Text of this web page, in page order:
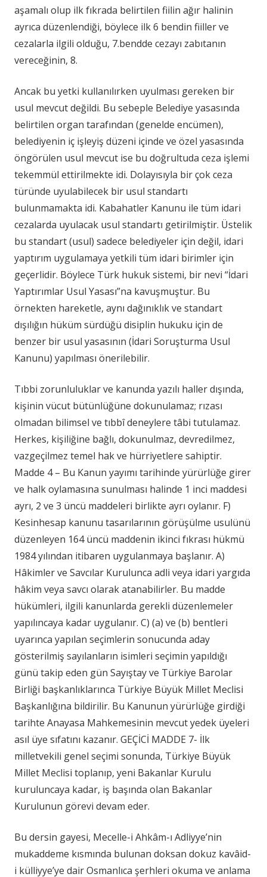
aşamalı olup ilk fıkrada belirtilen fiilin ağır halinin
ayrıca düzenlendiği, böylece ilk 6 bendin fiiller ve
cezalarla ilgili olduğu, 7.bendde cezayı zabıtanın
vereceğinin, 8.
Ancak bu yetki kullanılırken uyulması gereken bir
usul mevcut değildi. Bu sebeple Belediye yasasında
belirtilen organ tarafından (genelde encümen),
belediyenin iç işleyiş düzeni içinde ve özel yasasında
öngörülen usul mevcut ise bu doğrultuda ceza işlemi
tekemmül ettirilmekte idi. Dolayısıyla bir çok ceza
türünde uyulabilecek bir usul standartı
bulunmamakta idi. Kabahatler Kanunu ile tüm idari
cezalarda uyulacak usul standartı getirilmiştir. Üstelik
bu standart (usul) sadece belediyeler için değil, idari
yaptırım uygulamaya yetkili tüm idari birimler için
geçerlidir. Böylece Türk hukuk sistemi, bir nevi “İdari
Yaptırımlar Usul Yasası”na kavuşmuştur. Bu
örnekten hareketle, aynı dağınıklık ve standart
dışılığın hüküm sürdüğü disiplin hukuku için de
benzer bir usul yasasının (İdari Soruşturma Usul
Kanunu) yapılması önerilebilir.
Tıbbi zorunluluklar ve kanunda yazılı haller dışında,
kişinin vücut bütünlüğüne dokunulamaz; rızası
olmadan bilimsel ve tıbbî deneylere tâbi tutulamaz.
Herkes, kişiliğine bağlı, dokunulmaz, devredilmez,
vazgeçilmez temel hak ve hürriyetlere sahiptir.
Madde 4 – Bu Kanun yayımı tarihinde yürürlüğe girer
ve halk oylamasına sunulması halinde 1 inci maddesi
ayrı, 2 ve 3 üncü maddeleri birlikte ayrı oylanır. F)
Kesinhesap kanunu tasarılarının görüşülme usulünü
düzenleyen 164 üncü maddenin ikinci fıkrası hükmü
1984 yılından itibaren uygulanmaya başlanır. A)
Hâkimler ve Savcılar Kurulunca adli veya idari yargıda
hâkim veya savcı olarak atanabilirler. Bu madde
hükümleri, ilgili kanunlarda gerekli düzenlemeler
yapılıncaya kadar uygulanır. C) (a) ve (b) bentleri
uyarınca yapılan seçimlerin sonucunda aday
gösterilmiş sayılanların isimleri seçimin yapıldığı
günü takip eden gün Sayıştay ve Türkiye Barolar
Birliği başkanlıklarınca Türkiye Büyük Millet Meclisi
Başkanlığına bildirilir. Bu Kanunun yürürlüğe girdiği
tarihte Anayasa Mahkemesinin mevcut yedek üyeleri
asıl üye sıfatını kazanır. GEÇİCİ MADDE 7- İlk
milletvekili genel seçimi sonunda, Türkiye Büyük
Millet Meclisi toplanıp, yeni Bakanlar Kurulu
kuruluncaya kadar, iş başında olan Bakanlar
Kurulunun görevi devam eder.
Bu dersin gayesi, Mecelle-i Ahkâm-ı Adliyye’nin
mukaddeme kısmında bulunan doksan dokuz kavâid-
i külliyye’ye dair Osmanlıca şerhleri okuma ve anlama